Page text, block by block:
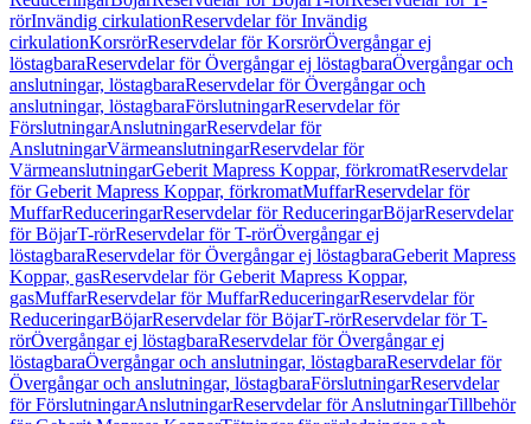
rörInvändig cirkulationReservdelar för Invändig
cirkulationKorsrörReservdelar för KorsrörÖvergångar ej
löstagbaraReservdelar för Övergångar ej löstagbaraÖvergångar och
anslutningar, löstagbaraReservdelar för Övergångar och
anslutningar, löstagbaraFörslutningarReservdelar för
FörslutningarAnslutningarReservdelar för
AnslutningarVärmeanslutningarReservdelar för
VärmeanslutningarGeberit Mapress Koppar, förkromatReservdelar
för Geberit Mapress Koppar, förkromatMuffarReservdelar för
MuffarReduceringarReservdelar för ReduceringarBöjarReservdelar
för BöjarT-rörReservdelar för T-rörÖvergångar ej
löstagbaraReservdelar för Övergångar ej löstagbaraGeberit Mapress
Koppar, gasReservdelar för Geberit Mapress Koppar,
gasMuffarReservdelar för MuffarReduceringarReservdelar för
ReduceringarBöjarReservdelar för BöjarT-rörReservdelar för T-
rörÖvergångar ej löstagbaraReservdelar för Övergångar ej
löstagbaraÖvergångar och anslutningar, löstagbaraReservdelar för
Övergångar och anslutningar, löstagbaraFörslutningarReservdelar
för FörslutningarAnslutningarReservdelar för AnslutningarTillbehör